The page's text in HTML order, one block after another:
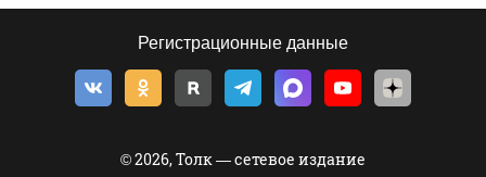
Регистрационные данные
© 2026, Толк — сетевое издание